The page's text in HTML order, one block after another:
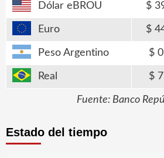
Dólar eBROU
Euro
Peso Argentino
Real
Fuente: Banco
Estado del tiempo